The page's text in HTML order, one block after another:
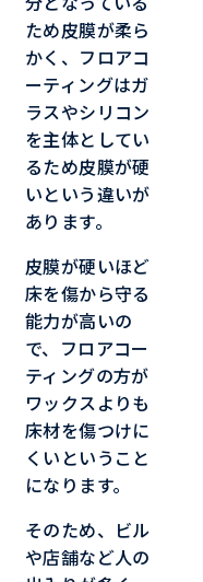
ため皮膜が柔ら
かく、フロアコ
ーティングはガ
ラスやシリコン
を主体としてい
るため皮膜が硬
いという違いが
あります。
皮膜が硬いほど
床を傷から守る
能力が高いの
で、フロアコー
ティングの方が
ワックスよりも
床材を傷つけに
くいということ
になります。
そのため、ビル
や店舗など人の